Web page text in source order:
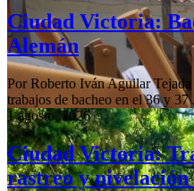
Ciudad Victoria:
Alemán
Por Roberto Iván Aguilar
trabajos de bacheo en el 36 y
1 agosto, 2026
Ciudad Victoria:
rastreo y nivelación